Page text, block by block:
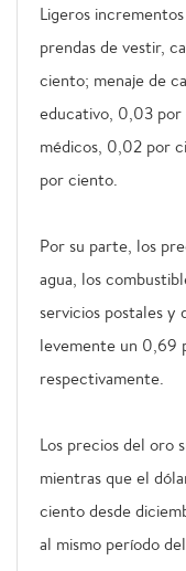
Ligeros
prendas de vestir,
ciento; menaje de
educativo, 0,03 por
médicos, 0,02 por
por ciento.
Por su parte, los
agua, los
servicios postales y
levemente un 0,69
respectivamente.
Los precios del oro
mientras que el
ciento desde
al mismo período